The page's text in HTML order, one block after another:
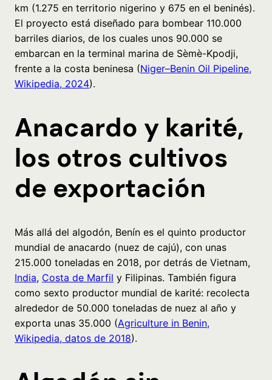
km (1.275 en territorio nigerino y 675 en el beninés).
El proyecto está diseñado para bombear 110.000
barriles diarios, de los cuales unos 90.000 se
embarcan en la terminal marina de Sèmè-Kpodji,
frente a la costa beninesa (Niger–Benin Oil Pipeline,
Wikipedia, 2024).
Anacardo y karité,
los otros cultivos
de exportación
Más allá del algodón, Benín es el quinto productor
mundial de anacardo (nuez de cajú), con unas
215.000 toneladas en 2018, por detrás de Vietnam,
India, Costa de Marfil y Filipinas. También figura
como sexto productor mundial de karité: recolecta
alrededor de 50.000 toneladas de nuez al año y
exporta unas 35.000 (Agriculture in Benin,
Wikipedia, datos de 2018).